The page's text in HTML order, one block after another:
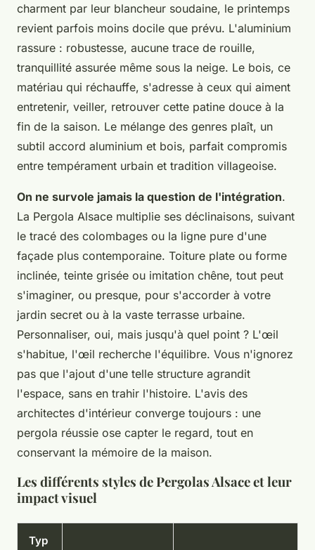
charment par leur blancheur soudaine, le printemps
revient parfois moins docile que prévu. L'aluminium
rassure : robustesse, aucune trace de rouille,
tranquillité assurée même sous la neige. Le bois, ce
matériau qui réchauffe, s'adresse à ceux qui aiment
entretenir, veiller, retrouver cette patine douce à la
fin de la saison. Le mélange des genres plaît, un
subtil accord aluminium et bois, parfait compromis
entre tempérament urbain et tradition villageoise.
On ne survole jamais la question de l'intégration.
La Pergola Alsace multiplie ses déclinaisons, suivant
le tracé des colombages ou la ligne pure d'une
façade plus contemporaine. Toiture plate ou forme
inclinée, teinte grisée ou imitation chêne, tout peut
s'imaginer, ou presque, pour s'accorder à votre
jardin secret ou à la vaste terrasse urbaine.
Personnaliser, oui, mais jusqu'à quel point ? L'œil
s'habitue, l'œil recherche l'équilibre. Vous n'ignorez
pas que l'ajout d'une telle structure agrandit
l'espace, sans en trahir l'histoire. L'avis des
architectes d'intérieur converge toujours : une
pergola réussie ose capter le regard, tout en
conservant la mémoire de la maison.
Les différents styles de Pergolas Alsace et leur
impact visuel
Typ